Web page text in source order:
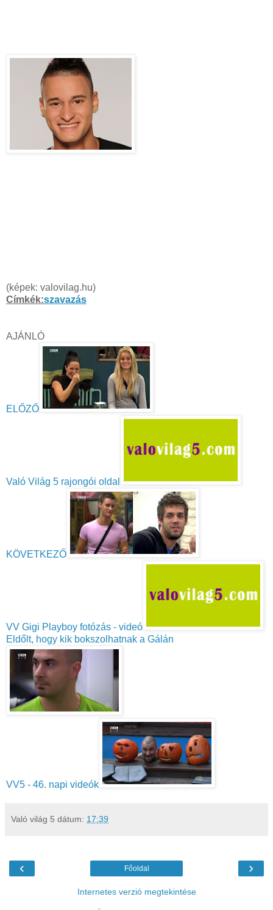
Cristofel
(képek: valovilag.hu)
Címkék:szavazás
AJÁNLÓ
ELŐZŐ
Való Világ 5 rajongói oldal
KÖVETKEZŐ
VV Gigi Playboy fotózás - videó
Eldőlt, hogy kik bokszolhatnak a Gálán
VV5 - 46. napi videók
Való világ 5 dátum: 17:39
‹ ›
Főoldal
Internetes verzió megtekintése